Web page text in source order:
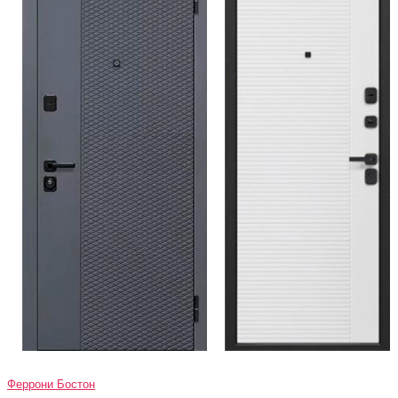
Феррони Бостон